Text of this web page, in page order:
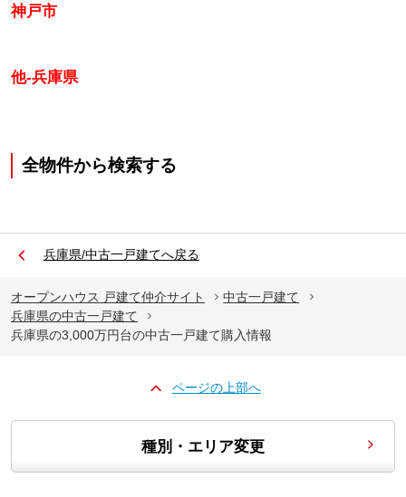
神戸市
他-兵庫県
全物件から検索する
兵庫県/中古一戸建てへ戻る
オープンハウス 戸建て仲介サイト
中古一戸建て
兵庫県の中古一戸建て
兵庫県の3,000万円台の中古一戸建て購入情報
ページの上部へ
種別・エリア変更